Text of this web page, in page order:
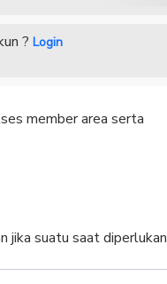
? Login
member area serta
jika suatu saat diperlukan